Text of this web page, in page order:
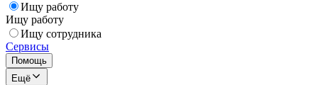
Ищу работу
Ищу работу
Ищу сотрудника
Сервисы
Помощь
Ещё